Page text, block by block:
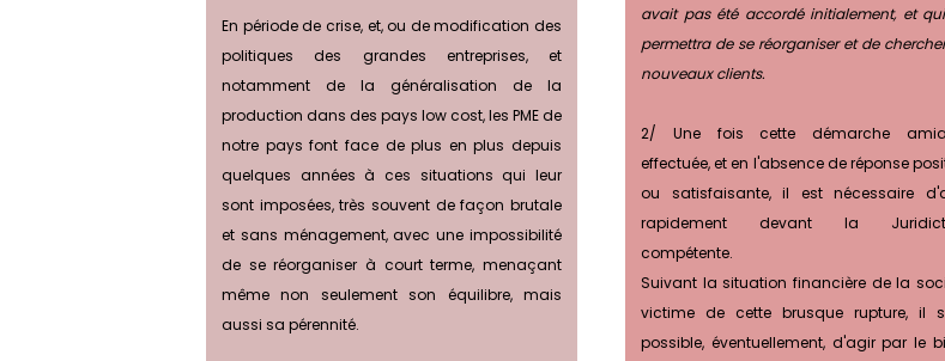
avait pas été accordé initialement, et
permettra de se réorganiser et de
nouveaux clients.
2/ Une fois cette démarche
effectuée, et en l'absence de réponse
ou satisfaisante, il est nécessaire
rapidement devant la
compétente.
Suivant la situation financière de la
victime de cette brusque rupture, il
possible, éventuellement, d'agir par le
En période de crise, et, ou de modification des
politiques des grandes entreprises, et
notamment de la généralisation de la
production dans des pays low cost, les PME de
notre pays font face de plus en plus depuis
quelques années à ces situations qui leur
sont imposées, très souvent de façon brutale
et sans ménagement, avec une impossibilité
de se réorganiser à court terme, menaçant
même non seulement son équilibre, mais
aussi sa pérennité.